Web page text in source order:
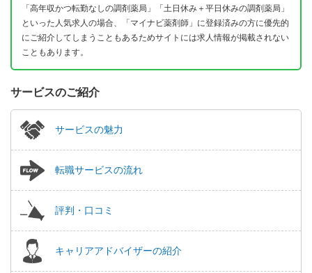
「高年収かつ転勤なしの調剤薬局」「土日休み＋平日休みの調剤薬局」
といった人気求人の場合、「マイナビ薬剤師」に登録済みの方に優先的
にご紹介してしまうこともあるためサイトには求人情報が掲載されない
こともあります。
サービスのご紹介
サービスの魅力
転職サービスの流れ
評判・口コミ
キャリアアドバイザーの紹介